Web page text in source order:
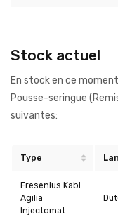
Stock actuel
En stock en ce
Pousse-seringue
suivantes:
Type
Fresenius Kabi
Agilia
Injectomat